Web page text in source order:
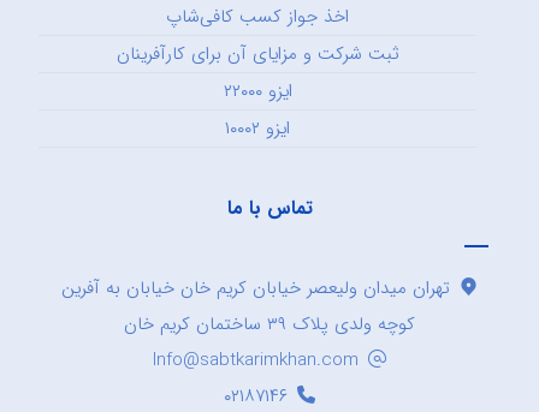
اخذ جواز کسب کافی‌شاپ
ثبت شرکت و مزایای آن برای کارآفرینان
ایزو ۲۲۰۰۰
ایزو ۱۰۰۰۲
تماس با ما
تهران میدان ولیعصر خیابان کریم خان خیابان به آفرین
کوچه ولدی پلاک ۳۹ ساختمان کریم خان
Info@sabtkarimkhan.com
۰۲۱۸۷۱۴۶